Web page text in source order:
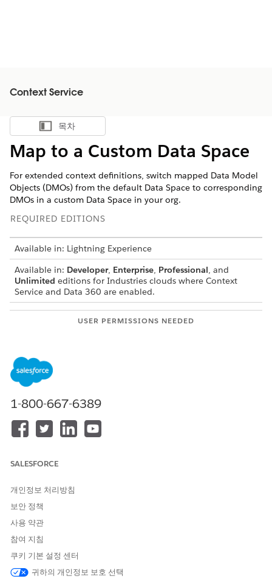
Context Service
목차 표시
목차
Map to a Custom Data Space
For extended context definitions, switch mapped Data Model
Objects (DMOs) from the default Data Space to corresponding
DMOs in a custom Data Space in your org.
REQUIRED EDITIONS
Available in: Lightning Experience
Available in: Developer, Enterprise, Professional, and
Unlimited editions for Industries clouds where Context
Service and Data 360 are enabled.
USER PERMISSIONS NEEDED
In Setup, find and select
to DMOs in a default Data Space.
On the Custom Definitions tab, select the context
definition for which you want to switch from the default
Data Space.
Click the Map Data tab.
To create a new mapping, under the Data Space Mapping
column, click
Enter a Context Mapping Name.
1-800-667-6389
SALESFORCE
개인정보 처리방침
보안 정책
사용 약관
참여 지침
쿠키 기본 설정 센터
귀하의 개인정보 보호 선택